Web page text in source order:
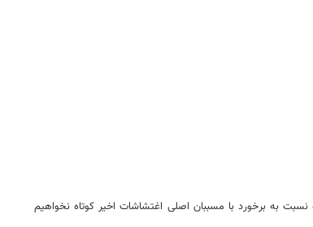
به برخورد با مسببان اصلی اغتشاشات اخیر کوتاه نخواهیم